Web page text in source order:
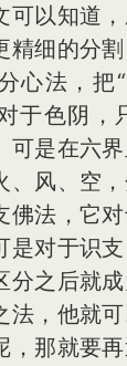
以知道，
精细的分
心法，把
于色阴，
可是在六
、风、空
佛法，它
是对于识
分之后就
法，他就
，那就要